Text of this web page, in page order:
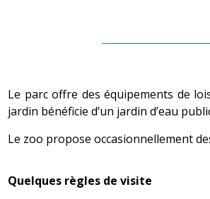
Le parc offre des équipements de
jardin bénéficie d’un jardin d’eau
Le zoo propose occasionnellement
Quelques règles de visite